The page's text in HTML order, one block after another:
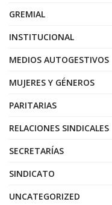
GREMIAL
INSTITUCIONAL
MEDIOS AUTOGESTIVOS
MUJERES Y GÉNEROS
PARITARIAS
RELACIONES SINDICALES
SECRETARÍAS
SINDICATO
UNCATEGORIZED